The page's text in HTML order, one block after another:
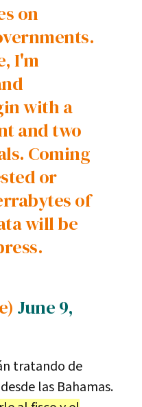
on
.
,I'm
witha
andtwo
. Coming
or
of
willbe
.
) June 9,
n tratando de
desde las Bahamas.